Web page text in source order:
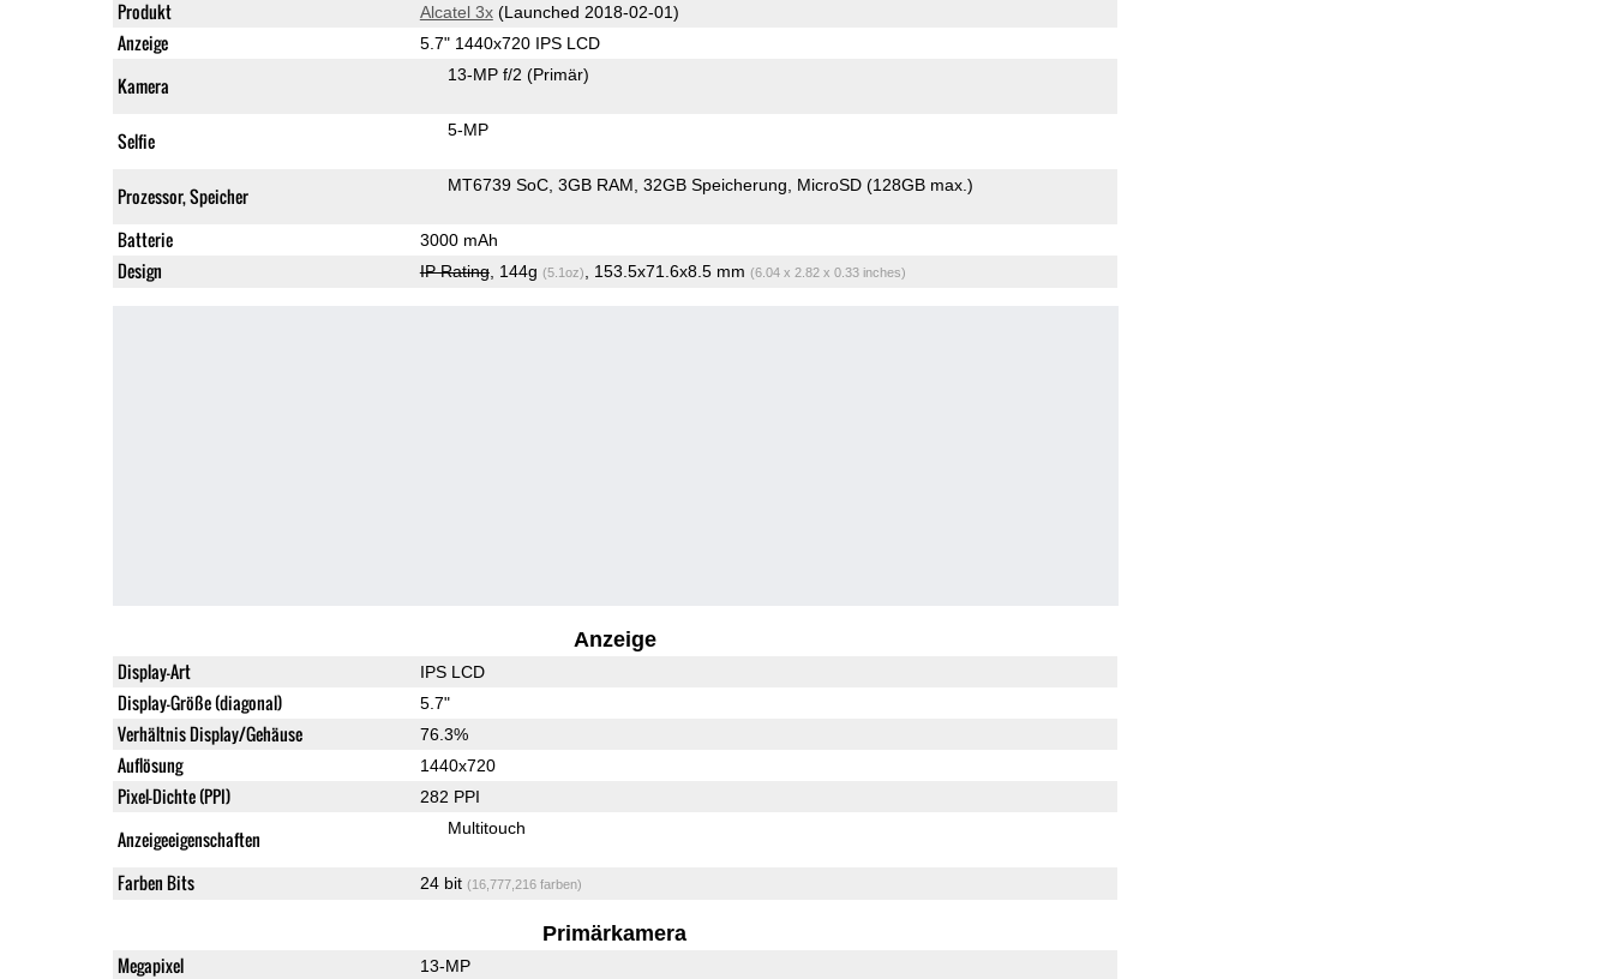
Produkt Alcatel 3x(Launched 2018-02-01)
Anzeige 5.7" 1440x720 IPS LCD
Kamera 13-MP f/2 (Primär)
Selfie 5-MP
Prozessor, Speicher MT6739 SoC 3GB RAM 32GB Speicherung MicroSD (128GB max.)
Batterie 3000 mAh
Design IP Rating, 144g (5.1oz) , 153.5x71.6x8.5 mm (6.04 x 2.82 x 0.33 inches)
Anzeige
Display-Art IPS LCD
Display-Größe (diagonal) 5.7"
Verhältnis Display/Gehäuse 76.3%
Auflösung 1440x720
Pixel-Dichte (PPI) 282 PPI
Anzeigeeigenschaften Multitouch
Farben Bits 24 bit (16,777,216 farben)
Primärkamera
Megapixel 13-MP